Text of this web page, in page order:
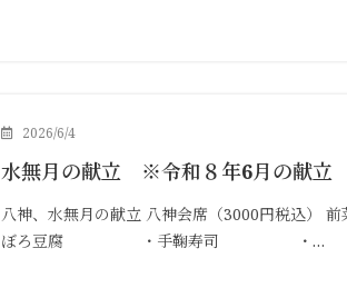
2026/6/4
水無月の献立 ※令和８年6月の献立
八神、水無月の献立 八神会席（3000
ぼろ豆腐 ・手鞠寿司 ・…